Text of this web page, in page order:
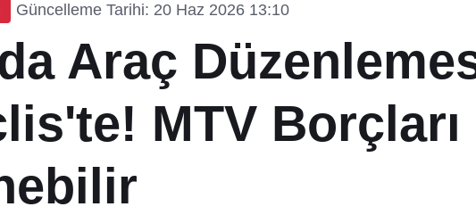
Güncelleme Tarihi: 20 Haz 2026 13:10
Araç
MTV Borçları